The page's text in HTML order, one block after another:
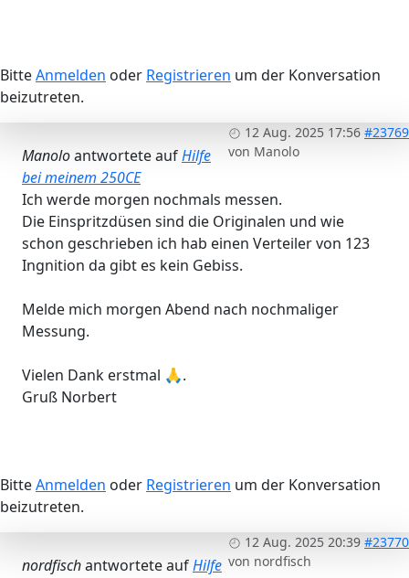
BitteAnmelden oder Registrieren um der Konversation
beizutreten.
12 Aug. 2025 17:56 #23769
von Manolo
Manoloantwortete aufHilfe
bei meinem 250CE
Ich werde morgen nochmals messen.
Die Einspritzdüsen sind die Originalen und wie
schon geschrieben ich hab einen Verteiler von 123
Ingnition da gibt es kein Gebiss.
Melde mich morgen Abend nach nochmaliger
Messung.
Vielen Dank erstmal 🙏.
Gruß Norbert
BitteAnmelden oder Registrieren um der Konversation
beizutreten.
12 Aug. 2025 20:39 #23770
von nordfisch
nordfischantwortete aufHilfe